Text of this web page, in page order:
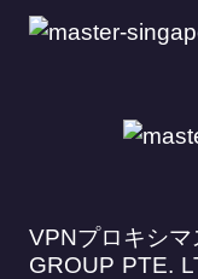
VPNプロキシ
GROUP PTE.